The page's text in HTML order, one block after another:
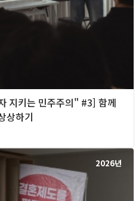
지키는 민주주의" #3] 함께
상하기
2026년